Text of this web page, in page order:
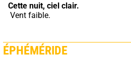
Cette nuit, ciel clair.
Vent faible.
ÉPHÉMÉRIDE